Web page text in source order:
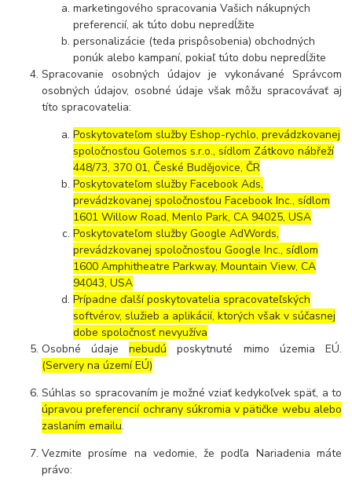
marketingového spracovania Vašich nákupných
preferencií, ak túto dobu nepredĺžite
personalizácie (teda prispôsobenia) obchodných
ponúk alebo kampaní, pokiaľ túto dobu nepredĺžite
Spracovanie osobných údajov je vykonávané Správcom
osobných údajov, osobné údaje však môžu spracovávať aj
títo spracovatelia:
Poskytovateľom služby Eshop-rychlo, prevádzkovanej
spoločnosťou Golemos s.r.o., sídlom Zátkovo nábřeží
448/73, 370 01, České Budějovice, ČR
Poskytovateľom služby Facebook Ads,
prevádzkovanej spoločnosťou Facebook Inc., sídlom
1601 Willow Road, Menlo Park, CA 94025, USA
Poskytovateľom služby Google AdWords,
prevádzkovanej spoločnosťou Google Inc., sídlom
1600 Amphitheatre Parkway, Mountain View, CA
94043, USA
Prípadne ďalší poskytovatelia spracovateľských
softvérov, služieb a aplikácií, ktorých však v súčasnej
dobe spoločnosť nevyužíva
Osobné údajenebudú poskytnuté mimo územia EÚ.
(Servery na území EÚ)
Súhlas so spracovaním je možné vziať kedykoľvek späť, a to
úpravou preferencií ochrany súkromia v pätičke webu alebo
zaslaním emailu.
Vezmite prosíme na vedomie, že podľa Nariadenia máte
právo: